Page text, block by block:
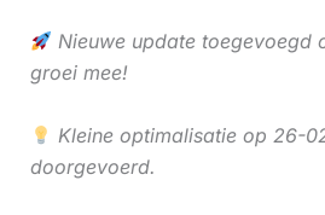
Nieuwe update toegevoegd
groei mee!
Kleine optimalisatie op 26-
doorgevoerd.